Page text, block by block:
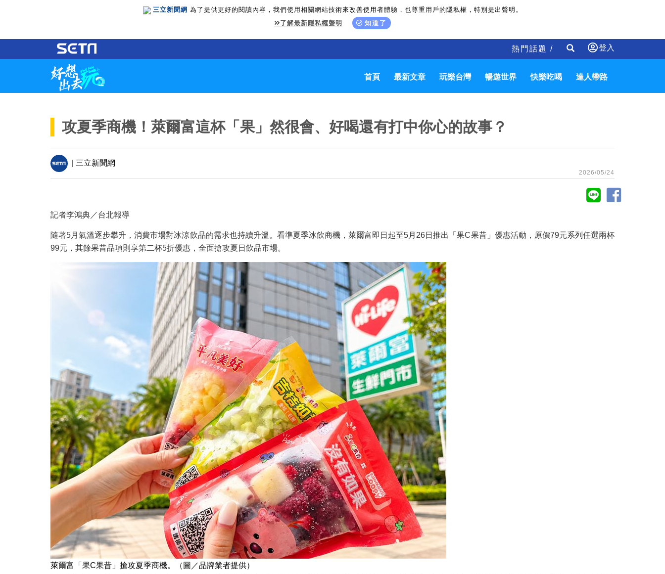
三立新聞網 為了提供更好的閱讀內容，我們使用相關網站技術來改善使用者體驗，也尊重用戶的隱私權，特別提出聲明。
了解最新隱私權聲明
知道了
登入
熱門話題 /
首頁 最新文章 玩樂台灣 暢遊世界 快樂吃喝 達人帶路
攻夏季商機！萊爾富這杯「果」然很會、好喝還有打中你心的故事？
| 三立新聞網
2026/05/24
記者李鴻典／台北報導
隨著5月氣溫逐步攀升，消費市場對冰涼飲品的需求也持續升溫。看準夏季冰飲商機，萊爾富即日起至5月26日推出「果C果昔」優惠活動，原價79元系列任選兩杯
99元，其餘果昔品項則享第二杯5折優惠，全面搶攻夏日飲品市場。
萊爾富「果C果昔」搶攻夏季商機。（圖／品牌業者提供）